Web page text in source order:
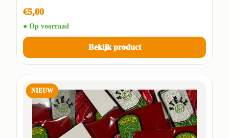
€5,00
● Op voorraad
Bekijk product
NIEUW